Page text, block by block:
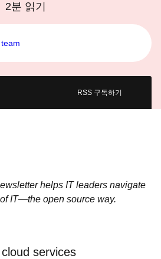
2분 읽기
RSS 구독하기
helps IT leaders navigate
IT―the open source way.
services